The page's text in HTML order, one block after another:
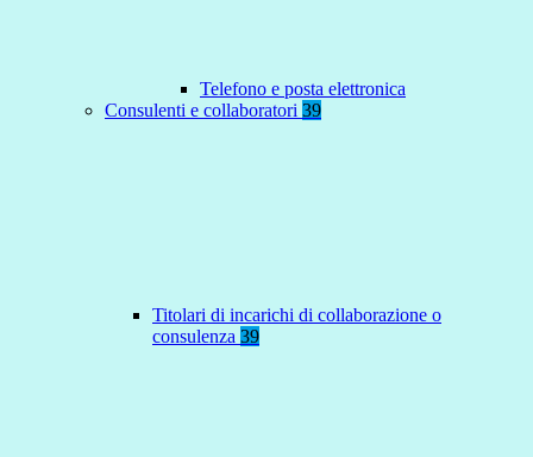
Telefono e posta elettronica
Consulenti e collaboratori 39
Titolari di incarichi di collaborazione o
consulenza 39